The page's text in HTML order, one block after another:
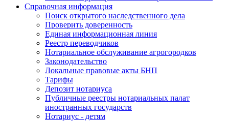
Справочная информация
Поиск открытого наследственного дела
Проверить доверенность
Единая информационная линия
Реестр переводчиков
Нотариальное обслуживание агрогородков
Законодательство
Локальные правовые акты БНП
Тарифы
Депозит нотариуса
Публичные реестры нотариальных палат
иностранных государств
Нотариус - детям